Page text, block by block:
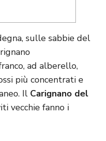
sulle sabbie del
ad alberello,
più concentrati e
Il Carignano del
vecchie fanno i